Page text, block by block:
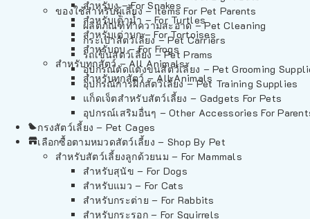
ของใช้สำหรับผู้เลี้ยง – Items For Pet Parents
ผลิตภัณฑ์ทำความสะอาด – Pet Cleaning
กระเป๋าสัตว์เลี้ยง – Pet Carriers
รถเข็นสัตว์เลี้ยง – Pet Prams
อุปกรณ์ตัดแต่งขนสัตว์เลี้ยง – Pet Grooming
อุปกรณ์การฝึกสัตว์เลี้ยง – Pet Training Supplies
แก็ดเจ็ตสำหรับสัตว์เลี้ยง – Gadgets For Pets
อุปกรณ์เสริมอื่นๆ – Other Accessories For
กรงสัตว์เลี้ยง – Pet Cages
เลือกซื้อตามหมวดสัตว์เลี้ยง – Shop By Pet
สำหรับสัตว์เลี้ยงลูกด้วยนม – For Mammals
สำหรับสุนัข – For Dogs
สำหรับแมว – For Cats
สำหรับกระต่าย – For Rabbits
สำหรับกระรอก – For Squirrels
สำหรับงู – For Snakes
สำหรับเต่าน้ำ – For Turtles
สำหรับเต่าบก – For Tortoises
สำหรับกบ – For Frogs
สำหรับทุกสัตว์ – All Animals
สำหรับทุกสัตว์ – All Animals